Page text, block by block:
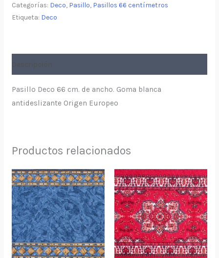
Categorías: Deco, Pasillo, Pasillos 66 centímetros
Etiqueta: Deco
Descripción
Pasillo Deco 66 cm. de ancho. Goma blanca
antideslizante Origen Europeo
Productos relacionados